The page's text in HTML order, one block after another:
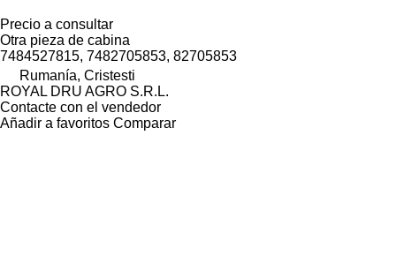
Precio a consultar
Otra pieza de cabina
7484527815, 7482705853, 82705853
Rumanía, Cristesti
ROYAL DRU AGRO S.R.L.
Contacte con el vendedor
Añadir a favoritos Comparar